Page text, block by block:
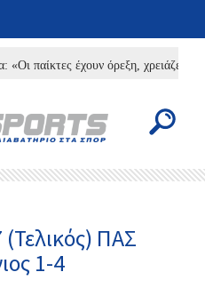
έχουν όρεξη, χρειάζεται
ΠΑΣ
1-4